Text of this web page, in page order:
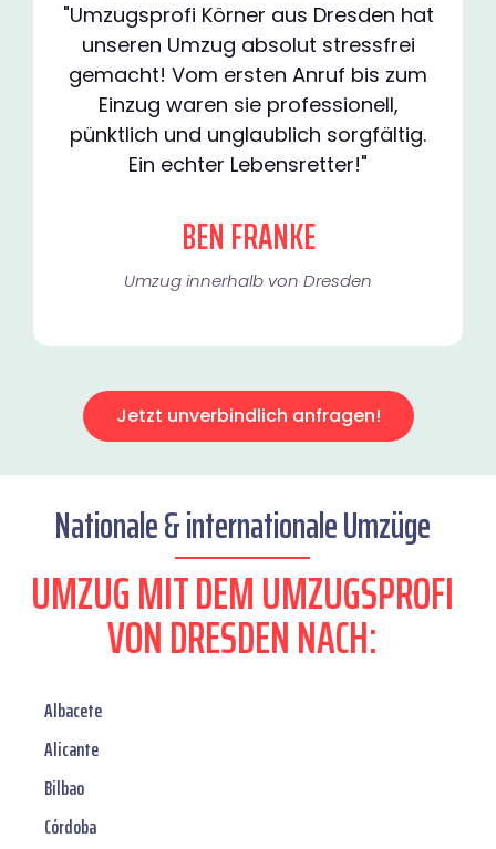
"Umzugsprofi Körner aus Dresden hat
unseren Umzug absolut stressfrei
gemacht! Vom ersten Anruf bis zum
Einzug waren sie professionell,
pünktlich und unglaublich sorgfältig.
Ein echter Lebensretter!"
BEN FRANKE
Umzug innerhalb von Dresden​
Jetzt unverbindlich anfragen!
Nationale & internationale Umzüge
UMZUG MIT DEM UMZUGSPROFI
VON DRESDEN NACH:
Albacete
Alicante
Bilbao
Córdoba